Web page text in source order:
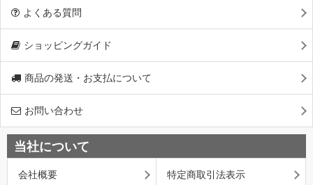
よくある質問
ショッピングガイド
商品の発送・お支払について
お問い合わせ
当社について
会社概要 特定商取引法表示